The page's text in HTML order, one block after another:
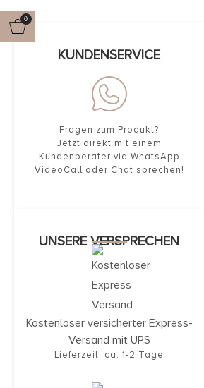
0
KUNDENSERVICE
Fragen zum Produkt?
Jetzt direkt mit einem
Kundenberater via WhatsApp
VideoCall oder Chat sprechen!
UNSERE VERSPRECHEN
Kostenloser versicherter Express-
Versand mit UPS
Lieferzeit: ca. 1-2 Tage